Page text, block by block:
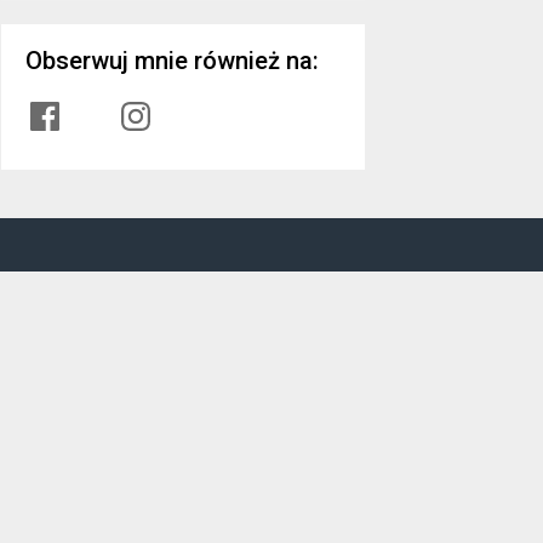
Obserwuj mnie również na:
Facebook Instagram